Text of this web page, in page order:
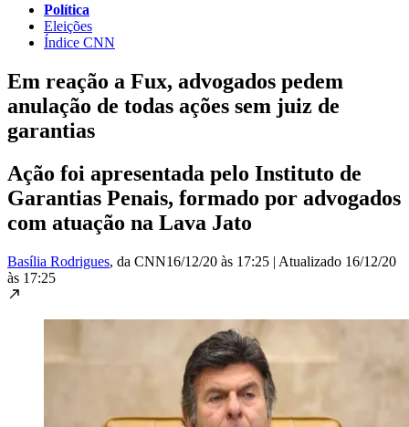
Política
Eleições
Índice CNN
Em reação a Fux, advogados pedem
anulação de todas ações sem juiz de
garantias
Ação foi apresentada pelo Instituto de
Garantias Penais, formado por advogados
com atuação na Lava Jato
Basília Rodrigues, da CNN16/12/20 às 17:25 | Atualizado 16/12/20
às 17:25